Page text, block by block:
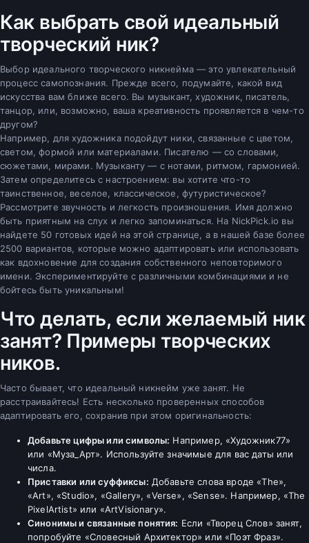
Как выбрать свой идеальный
творческий ник?
Выбор идеального творческого никнейма — это увлекательный
процесс самопознания. Прежде всего, подумайте, какой вид
искусства вам ближе всего. Вы музыкант, художник, писатель,
танцор, или, возможно, ваша креативность проявляется в чем-то
другом?
Например, для художника подойдут ники, связанные с цветом,
светом, формой или материалами. Писателю — со словами,
сюжетами, мирами. Музыканту — с нотами, ритмом, гармонией.
Затем определитесь с настроением: вы хотите что-то
таинственное, веселое, классическое, футуристическое?
Рассмотрите звучность и легкость произношения. Имя должно
быть приятным на слух и легко запоминаться. На NickPick.io вы
найдете 50 готовых идей на этой странице, а в нашей базе более
2500 вариантов, которые можно адаптировать или использовать
как вдохновение для создания собственного неповторимого
имени. Экспериментируйте с различными комбинациями и не
бойтесь быть уникальным!
Что делать, если желаемый ник
занят? Примеры творческих
ников.
Часто бывает, что идеальный никнейм уже занят. Не
расстраивайтесь! Есть несколько проверенных способов
адаптировать его, сохранив при этом оригинальность:
Добавьте цифры или символы: Например, «Художник77»
или «Муза_Арт». Используйте значимые для вас даты или
числа.
Приставки или суффиксы: Добавьте слова вроде «The»,
«Art», «Studio», «Gallery», «Verse», «Sense». Например, «The
PixelArtist» или «ArtVisionary».
Синонимы и связанные понятия: Если «Творец Слов» занят,
попробуйте «Словесный Архитектор» или «Поэт Фраз».